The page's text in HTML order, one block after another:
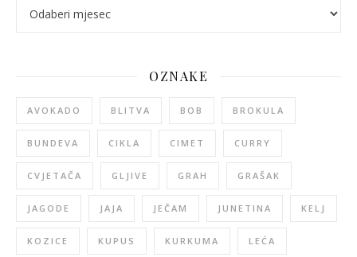
OZNAKE
AVOKADO BLITVA BOB BROKULA
BUNDEVA CIKLA CIMET CURRY
CVJETAČA GLJIVE GRAH GRAŠAK
JAGODE JAJA JEČAM JUNETINA KELJ
KOZICE KUPUS KURKUMA LEĆA